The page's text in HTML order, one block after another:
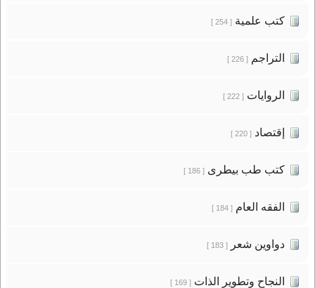
كتب علمية[ 254 ]
التراجم[ 226 ]
الروايات[ 222 ]
إقتصاد[ 220 ]
كتب طب بيطرى[ 186 ]
الفقه العام[ 184 ]
دواوين شعر[ 183 ]
النجاح وتطوير الذات[ 169 ]